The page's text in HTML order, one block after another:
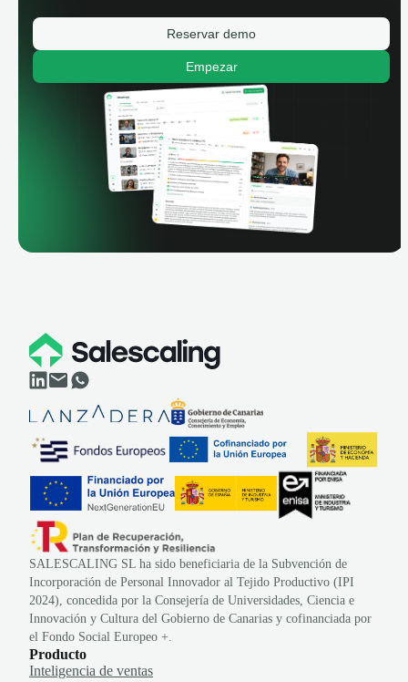
Reservar demo
Empezar
SALESCALING SL ha sido beneficiaria de la Subvención de
Incorporación de Personal Innovador al Tejido Productivo (IPI
2024), concedida por la Consejería de Universidades, Ciencia e
Innovación y Cultura del Gobierno de Canarias y cofinanciada por
el Fondo Social Europeo +.
Producto
Inteligencia de ventas